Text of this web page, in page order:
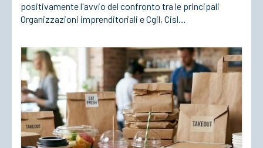
positivamente l'avvio del confronto tra le principali
Organizzazioni imprenditoriali e Cgil, Cisl…